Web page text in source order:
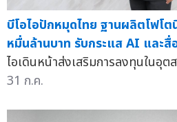
บีโอไอปักหมุดไทย ฐานผลิตโฟโ
หมื่นล้านบาท รับกระแส AI และสื่
ไอเดินหน้าส่งเสริมการลงทุนในอุต
31 ก.ค.